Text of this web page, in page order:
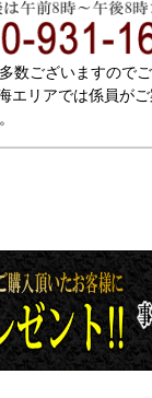
数ございますのでご
エリアでは係員が